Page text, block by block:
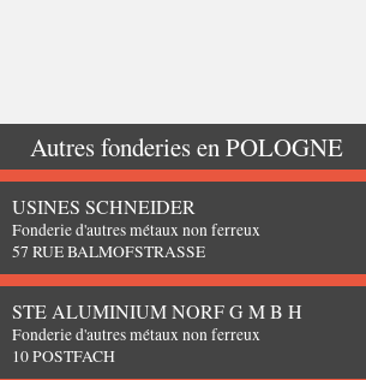
Autres fonderies enPOLOGNE
USINES SCHNEIDER
Fonderie d'autres métaux non ferreux
57 RUE BALMOFSTRASSE
STE ALUMINIUM NORF G M B H
Fonderie d'autres métaux non ferreux
10 POSTFACH